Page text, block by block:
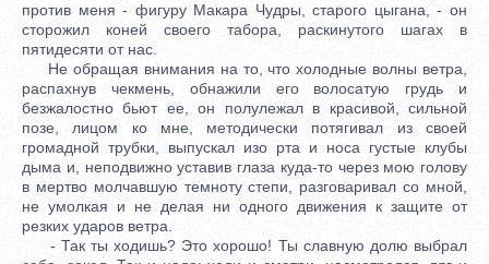
против меня - фигуру Макара Чудры, старого цыгана, - он
сторожил коней своего табора, раскинутого шагах в
пятидесяти от нас.
Не обращая внимания на то, что холодные волны ветра,
распахнув чекмень, обнажили его волосатую грудь и
безжалостно бьют ее, он полулежал в красивой, сильной
позе, лицом ко мне, методически потягивал из своей
громадной трубки, выпускал изо рта и носа густые клубы
дыма и, неподвижно уставив глаза куда-то через мою голову
в мертво молчавшую темноту степи, разговаривал со мной,
не умолкая и не делая ни одного движения к защите от
резких ударов ветра.
- Так ты ходишь? Это хорошо! Ты славную долю выбрал